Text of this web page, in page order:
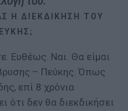
Η ΔΙΕΚΔΊΚΗΣΗ ΤΟΥ
Ευθέως. Ναι. Θα είμαι
– Πεύκης. Όπως
επί 8 χρόνια
ότι δεν θα διεκδικήσει